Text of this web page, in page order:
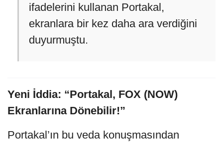
ifadelerini kullanan Portakal,
ekranlara bir kez daha ara verdiğini
duyurmuştu.
Yeni İddia: “Portakal, FOX (NOW)
Ekranlarına Dönebilir!”
Portakal’ın bu veda konuşmasından